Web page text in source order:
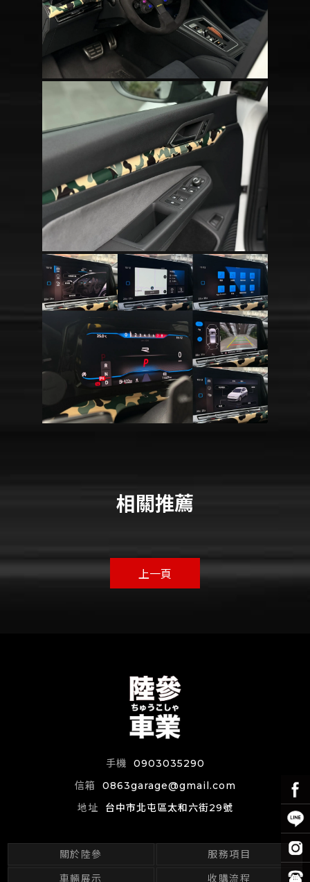
上一頁
0903035290
0863garage@gmail.com
台中市北屯區太和六街29號
關於陸參
服務項目
車輛展示
收購流程